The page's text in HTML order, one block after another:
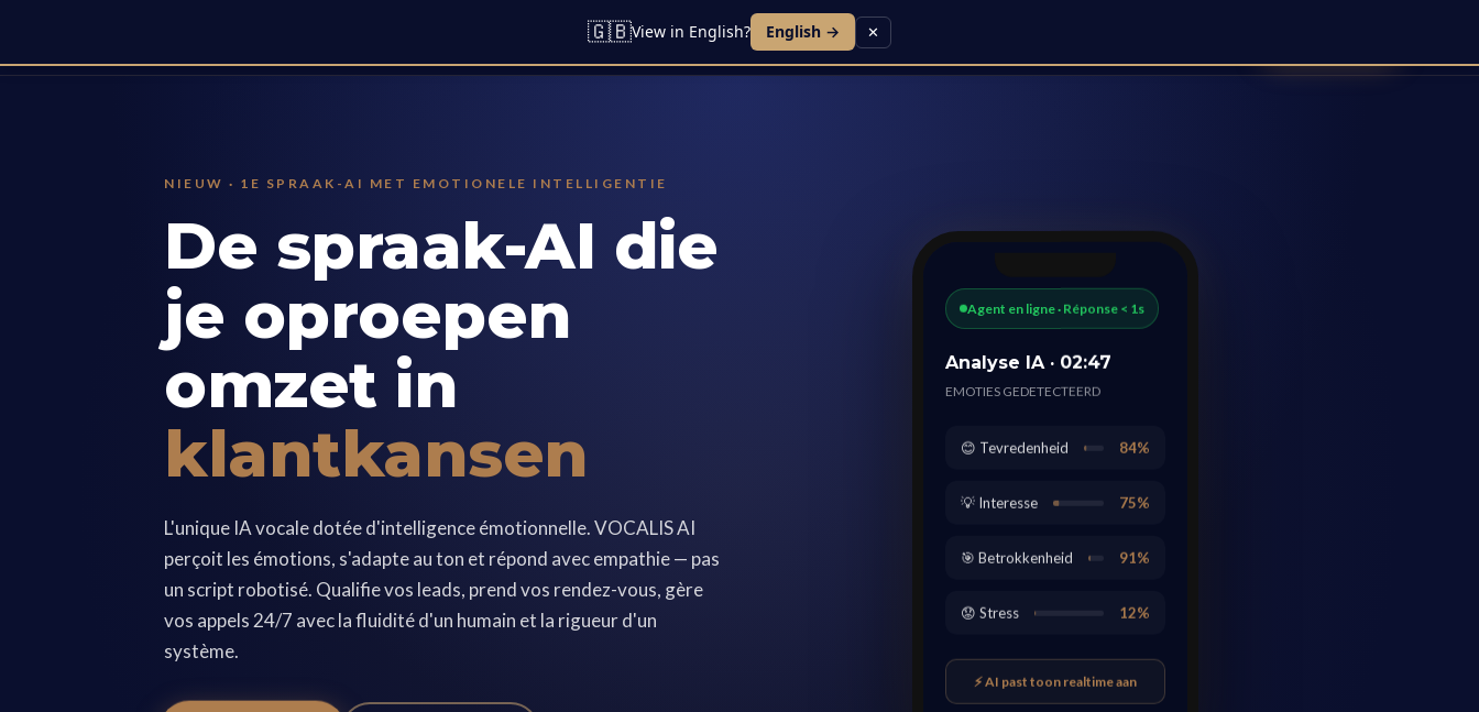
SectorenAI-leads Spraakagent
NIEUW · 1E SPRAAK-AI MET EMOTIONELE INTELLIGENTIE
De spraak-AI die
je oproepen
omzet in
klantkansen
L'unique IA vocale dotée d'intelligence émotionnelle. VOCALIS AI
perçoit les émotions, s'adapte au ton et répond avec empathie — pas
un script robotisé. Qualifie vos leads, prend vos rendez-vous, gère
vos appels 24/7 avec la fluidité d'un humain et la rigueur d'un
système.
Agent en ligne · Réponse < 1s
Analyse IA · 02:47
EMOTIES GEDETECTEERD
😊 Tevredenheid 84%
💡 Interesse 75%
🎯 Betrokkenheid 91%
😟 Stress 12%
⚡ AI past toon realtime aan
🇬🇧View in English? English → ✕